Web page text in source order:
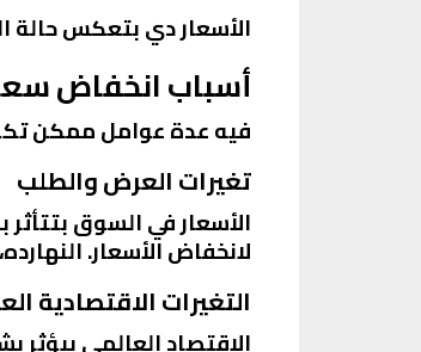
الأسعار دي بتعكس حالة
أسباب انخفاض
فيه عدة عوامل ممكن
تغيرات العرض والطلب
الأسعار في السوق
لانخفاض الأسعار.
التغيرات الاقتصادية
الاقتصاد العالمي بيؤثر